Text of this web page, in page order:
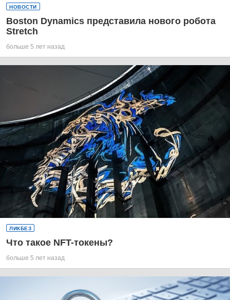
НОВОСТИ
Boston Dynamics представила нового робота
Stretch
больше 5 лет назад
ЛИКБЕЗ
Что такое NFT-токены?
больше 5 лет назад